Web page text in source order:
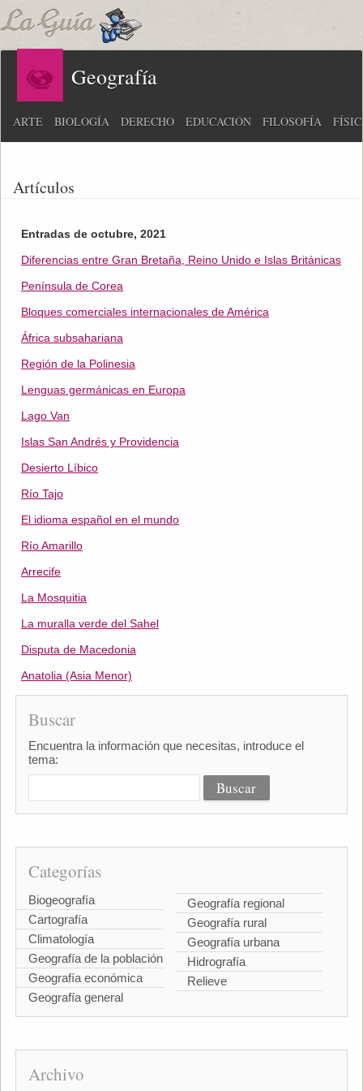
Geografía
ARTE BIOLOGÍA DERECHO EDUCACIÓN FILOSOFÍA
Artículos
Entradas de octubre, 2021
Diferencias entre Gran Bretaña, Reino Unido e Islas Británicas
Península de Corea
Bloques comerciales internacionales de América
África subsahariana
Región de la Polinesia
Lenguas germánicas en Europa
Lago Van
Islas San Andrés y Providencia
Desierto Líbico
Río Tajo
El idioma español en el mundo
Río Amarillo
Arrecife
La Mosquitia
La muralla verde del Sahel
Disputa de Macedonia
Anatolia (Asia Menor)
Buscar
Encuentra la información que necesitas, introduce el
tema:
Categorías
Biogeografía
Cartografía
Climatología
Geografía de la población
Geografía económica
Geografía general
Geografía regional
Geografía rural
Geografía urbana
Hidrografía
Relieve
Archivo